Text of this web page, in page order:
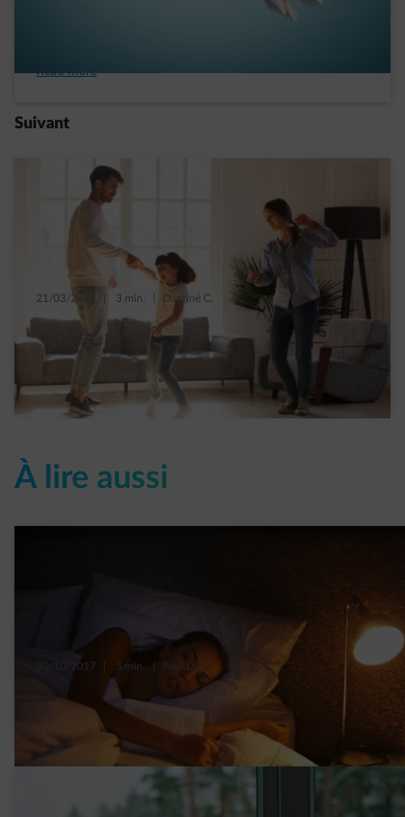
durable, au service de la planète et de
Read more
Suivant
21/03/2022 3 min. Daphné C.
Pourquoi se sentir bien chez soi rend plus
heureux ?
Read more
À lire aussi
30/10/2017 3 min. Paul D.
Quand vous dormez, votre maison, elle, ne
dort pas…